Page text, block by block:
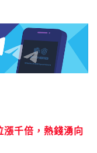
千倍，熱錢湧向